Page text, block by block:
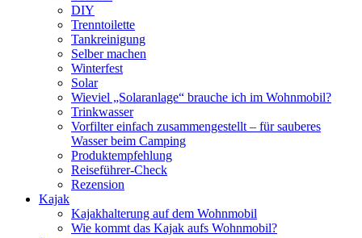
DIY
Trenntoilette
Tankreinigung
Selber machen
Winterfest
Solar
Wieviel „Solaranlage“ brauche ich im Wohnmobil?
Trinkwasser
Vorfilter einfach zusammengestellt – für sauberes
Wasser beim Camping
Produktempfehlung
Reiseführer-Check
Rezension
Kajak
Kajakhalterung auf dem Wohnmobil
Wie kommt das Kajak aufs Wohnmobil?